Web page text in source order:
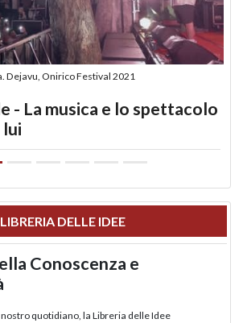
Dejavu, Onirico Festival 2021
- La musica e lo spettacolo
LIBRERIA DELLE IDEE
Conoscenza e
quotidiano, la Libreria delle Idee